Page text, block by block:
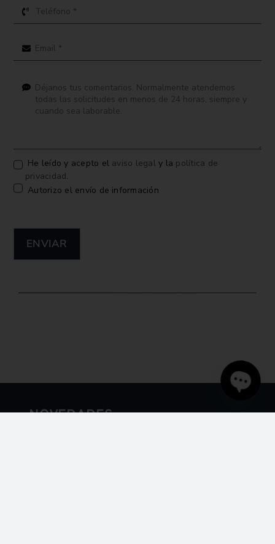
He leído y acepto el aviso legaly la política de
privacidad.
Autorizo el envío de información
ENVIAR
NOVEDADES
chaty